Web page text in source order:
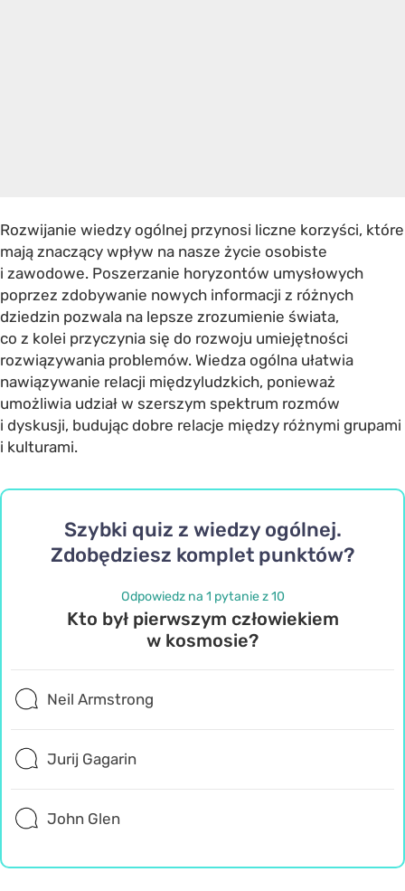
Rozwijanie wiedzy ogólnej przynosi liczne korzyści, które
mają znaczący wpływ na nasze życie osobiste
i zawodowe. Poszerzanie horyzontów umysłowych
poprzez zdobywanie nowych informacji z różnych
dziedzin pozwala na lepsze zrozumienie świata,
co z kolei przyczynia się do rozwoju umiejętności
rozwiązywania problemów. Wiedza ogólna ułatwia
nawiązywanie relacji międzyludzkich, ponieważ
umożliwia udział w szerszym spektrum rozmów
i dyskusji, budując dobre relacje między różnymi grupami
i kulturami.
Szybki quiz z wiedzy ogólnej.
Zdobędziesz komplet punktów?
Odpowiedz na 1 pytanie z 10
Kto był pierwszym człowiekiem
w kosmosie?
Neil Armstrong
Jurij Gagarin
John Glen